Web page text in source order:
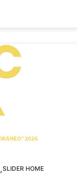
,SLIDER HOME